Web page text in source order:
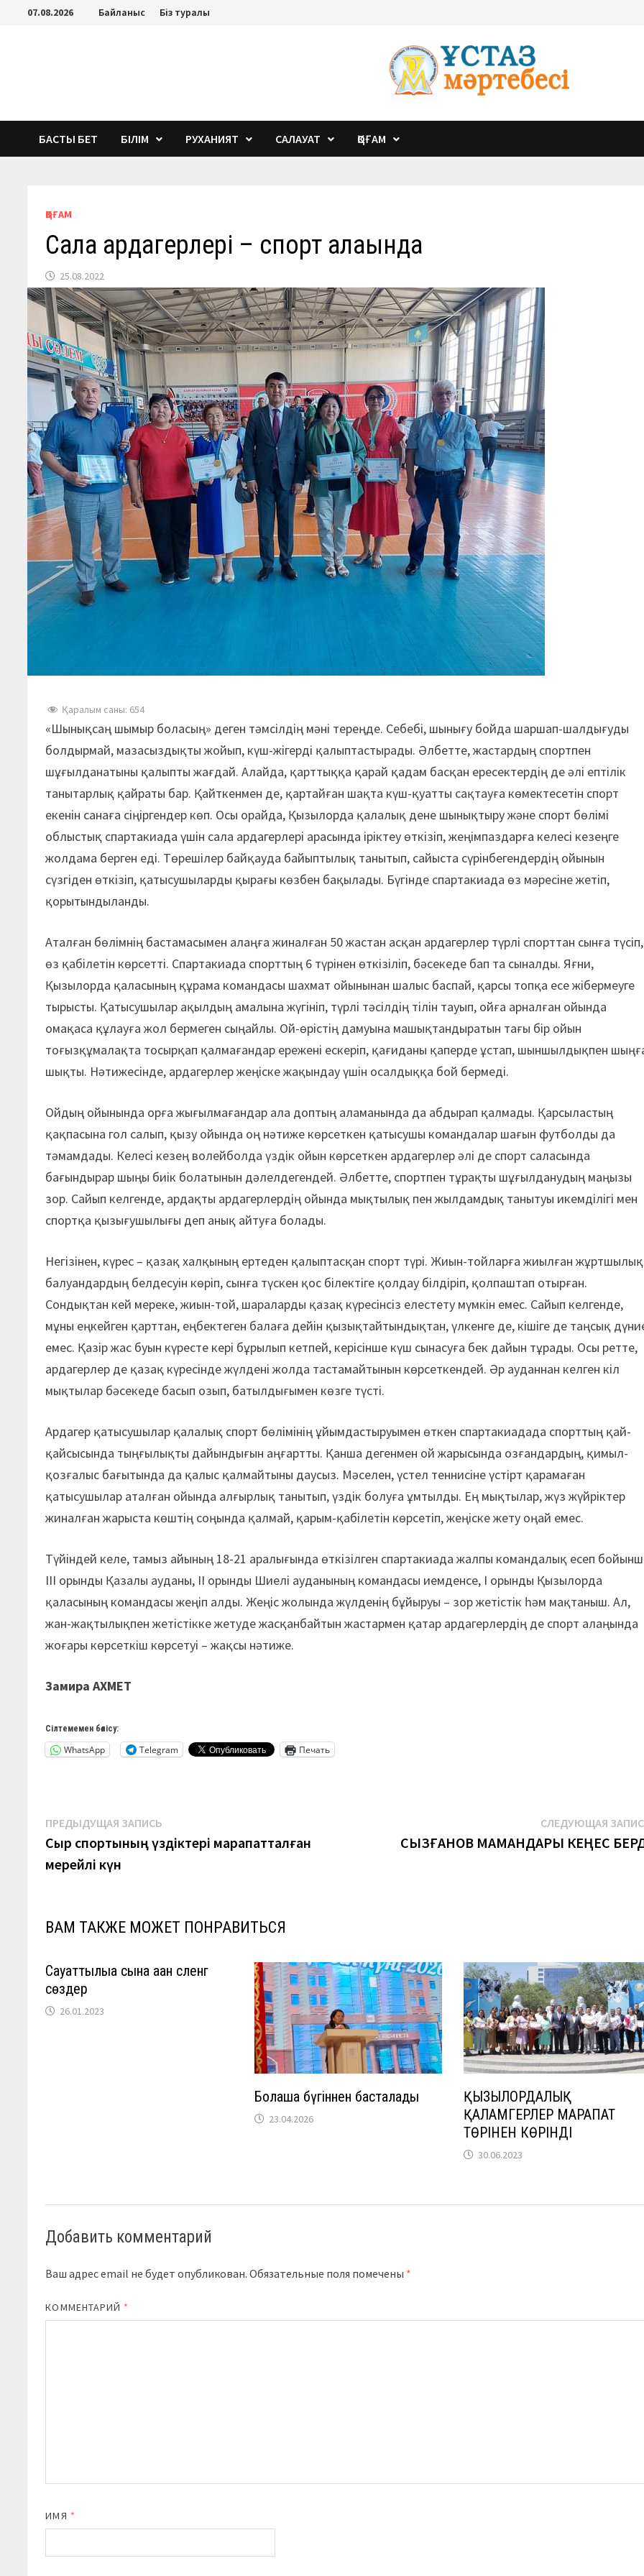
Перейти07.08.2026 Байланыс Біз туралы
БАСТЫ БЕТ БІЛІМ РУХАНИЯТ САЛАУАТ ҚОҒАМ
ҚОҒАМ
Сала ардагерлері – спорт алаңында
25.08.2022
Қаралым саны: 654
«Шынықсаң шымыр боласың» деген тәмсілдің мәні тереңде. Себебі, шынығу бойда шаршап-шалдығуды
болдырмай, мазасыздықты жойып, күш-жігерді қалыптастырады. Әлбетте, жастардың спортпен
шұғылданатыны қалыпты жағдай. Алайда, қарттыққа қарай қадам басқан ересектердің де әлі ептілік
танытарлық қайраты бар. Қайткенмен де, қартайған шақта күш-қуатты сақтауға көмектесетін спорт
екенін санаға сіңіргендер көп. Осы орайда, Қызылорда қалалық дене шынықтыру және спорт бөлімі
облыстық спартакиада үшін сала ардагерлері арасында іріктеу өткізіп, жеңімпаздарға келесі кезеңге
жолдама берген еді. Төрешілер байқауда байыптылық танытып, сайыста сүрінбегендердің ойынын
сүзгіден өткізіп, қатысушыларды қырағы көзбен бақылады. Бүгінде спартакиада өз мәресіне жетіп,
қорытындыланды.
Аталған бөлімнің бастамасымен алаңға жиналған 50 жастан асқан ардагерлер түрлі спорттан сынға түсіп,
өз қабілетін көрсетті. Спартакиада спорттың 6 түрінен өткізіліп, бәсекеде бап та сыналды. Яғни,
Қызылорда қаласының құрама командасы шахмат ойынынан шалыс баспай, қарсы топқа есе жібермеуге
тырысты. Қатысушылар ақылдың амалына жүгініп, түрлі тәсілдің тілін тауып, ойға арналған ойында
омақаса құлауға жол бермеген сыңайлы. Ой-өрістің дамуына машықтандыратын тағы бір ойын
тоғызқұмалақта тосырқап қалмағандар ережені ескеріп, қағиданы қаперде ұстап, шыншылдықпен
шықты. Нәтижесінде, ардагерлер жеңіске жақындау үшін осалдыққа бой бермеді.
Ойдың ойынында орға жығылмағандар ала доптың аламанында да абдырап қалмады. Қарсыластың
қақпасына гол салып, қызу ойында оң нәтиже көрсеткен қатысушы командалар шағын футболды да
тәмамдады. Келесі кезең волейболда үздік ойын көрсеткен ардагерлер әлі де спорт саласында
бағындырар шыңы биік болатынын дәлелдегендей. Әлбетте, спортпен тұрақты шұғылданудың маңызы
зор. Сайып келгенде, ардақты ардагерлердің ойында мықтылық пен жылдамдық танытуы икемділігі мен
спортқа қызығушылығы деп анық айтуға болады.
Негізінен, күрес – қазақ халқының ертеден қалыптасқан спорт түрі. Жиын-тойларға жиылған жұртшылық
балуандардың белдесуін көріп, сынға түскен қос білектіге қолдау білдіріп, қолпаштап отырған.
Сондықтан кей мереке, жиын-той, шараларды қазақ күресінсіз елестету мүмкін емес. Сайып келгенде,
мұны еңкейген қарттан, еңбектеген балаға дейін қызықтайтындықтан, үлкенге де, кішіге де таңсық
емес. Қазір жас буын күресте кері бұрылып кетпей, керісінше күш сынасуға бек дайын тұрады. Осы ретте,
ардагерлер де қазақ күресінде жүлдені жолда тастамайтынын көрсеткендей. Әр ауданнан келген кіл
мықтылар бәсекеде басып озып, батылдығымен көзге түсті.
Ардагер қатысушылар қалалық спорт бөлімінің ұйымдастыруымен өткен спартакиадада спорттың қай-
қайсысында тыңғылықты дайындығын аңғартты. Қанша дегенмен ой жарысында озғандардың, қимыл-
қозғалыс бағытында да қалыс қалмайтыны даусыз. Мәселен, үстел теннисіне үстірт қарамаған
қатысушылар аталған ойында алғырлық танытып, үздік болуға ұмтылды. Ең мықтылар, жүз жүйріктер
жиналған жарыста көштің соңында қалмай, қарым-қабілетін көрсетіп, жеңіске жету оңай емес.
Түйіндей келе, тамыз айының 18-21 аралығында өткізілген спартакиада жалпы командалық есеп
ІІІ орынды Қазалы ауданы, ІІ орынды Шиелі ауданының командасы иемденсе, І орынды Қызылорда
қаласының командасы жеңіп алды. Жеңіс жолында жүлденің бұйыруы – зор жетістік һәм мақтаныш. Ал,
жан-жақтылықпен жетістікке жетуде жасқанбайтын жастармен қатар ардагерлердің де спорт алаңында
жоғары көрсеткіш көрсетуі – жақсы нәтиже.
Замира АХМЕТ
Сілтемемен бөлісу:
WhatsApp Telegram Печать
Навигация
по
записям
ПРЕДЫДУЩАЯ ЗАПИСЬ
запись:
Сыр спортының үздіктері марапатталған
мерейлі күн
СЛЕДУЮЩАЯ
СЫЗҒАНОВ МАМАНДАРЫ КЕҢЕС
ВАМ ТАКЖЕ МОЖЕТ ПОНРАВИТЬСЯ
Сауаттылыққа сына қаққан сленг
сөздер
26.01.2023
Болашақ бүгіннен басталады
23.04.2026
ҚЫЗЫЛОРДАЛЫҚ
ҚАЛАМГЕРЛЕР МАРАПАТ
ТӨРІНЕН КӨРІНДІ
30.06.2023
Добавить комментарий
Ваш адрес email не будет опубликован. Обязательные поля помечены *
КОММЕНТАРИЙ *
ИМЯ *